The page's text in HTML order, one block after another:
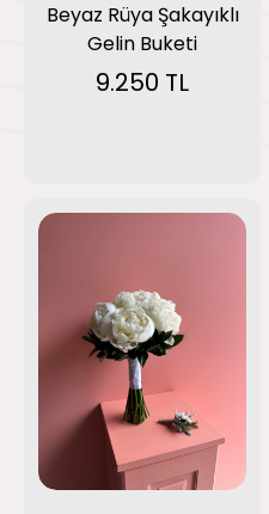
Beyaz Rüya Şakayıklı
Gelin Buketi
9.250 TL